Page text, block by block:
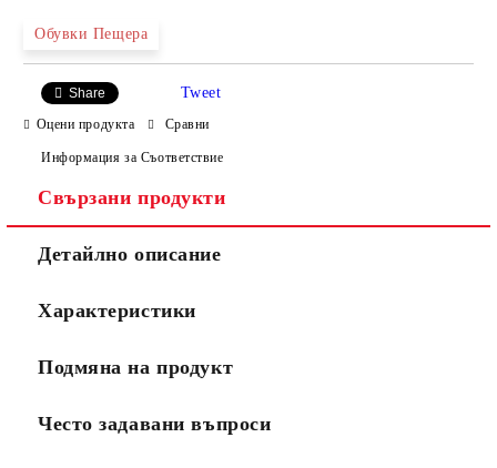
Ние ще се свържем с вас в рамките на работния ден.
Обувки Пещера
Share Tweet
Оцени продукта Сравни
Информация за Съответствие
Свързани продукти
Детайлно описание
Характеристики
Подмяна на продукт
Често задавани въпроси